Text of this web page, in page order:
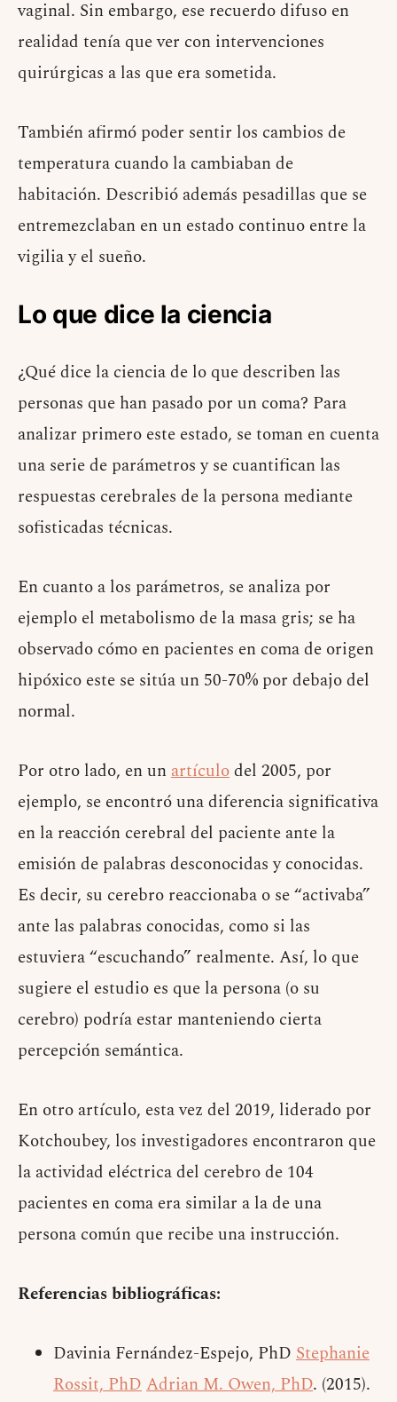
vaginal. Sin embargo, ese recuerdo difuso en
realidad tenía que ver con intervenciones
quirúrgicas a las que era sometida.
También afirmó poder sentir los cambios de
temperatura cuando la cambiaban de
habitación. Describió además pesadillas que se
entremezclaban en un estado continuo entre la
vigilia y el sueño.
Lo que dice la ciencia
¿Qué dice la ciencia de lo que describen las
personas que han pasado por un coma? Para
analizar primero este estado, se toman en cuenta
una serie de parámetros y se cuantifican las
respuestas cerebrales de la persona mediante
sofisticadas técnicas.
En cuanto a los parámetros, se analiza por
ejemplo el metabolismo de la masa gris; se ha
observado cómo en pacientes en coma de origen
hipóxico este se sitúa un 50-70% por debajo del
normal.
Por otro lado, en unartículodel 2005, por
ejemplo, se encontró una diferencia significativa
en la reacción cerebral del paciente ante la
emisión de palabras desconocidas y conocidas.
Es decir, su cerebro reaccionaba o se “activaba”
ante las palabras conocidas, como si las
estuviera “escuchando” realmente. Así, lo que
sugiere el estudio es que la persona (o su
cerebro) podría estar manteniendo cierta
percepción semántica.
En otro artículo, esta vez del 2019, liderado por
Kotchoubey, los investigadores encontraron que
la actividad eléctrica del cerebro de 104
pacientes en coma era similar a la de una
persona común que recibe una instrucción.
Referencias bibliográficas:
Davinia Fernández-Espejo, PhD Stephanie
Rossit, PhDAdrian M. Owen, PhD. (2015).